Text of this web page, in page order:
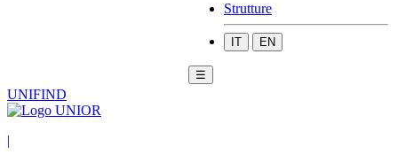
Strutture
IT EN
☰
UNIFIND
|